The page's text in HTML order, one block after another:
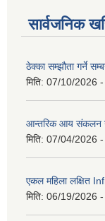
सार्वजनिक
ठेक्का सम्झौता गर्ने
मिति: 07/10/2026
आन्तरिक आय संकलन
मिति: 07/04/2026
एकल महिला लक्षित
मिति: 06/19/2026